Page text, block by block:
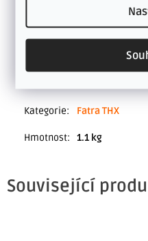
Doplňkové
Kategorie: Fatra THX
Hmotnost: 1.1 kg
Související